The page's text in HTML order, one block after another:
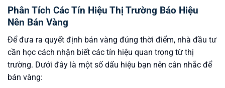
Phân Tích Các Tín Hiệu Thị Trường Báo Hiệu
Nên Bán Vàng
Để đưa ra quyết định bán vàng đúng thời điểm, nhà đầu tư
cần học cách nhận biết các tín hiệu quan trọng từ thị
trường. Dưới đây là một số dấu hiệu bạn nên cân nhắc để
bán vàng: